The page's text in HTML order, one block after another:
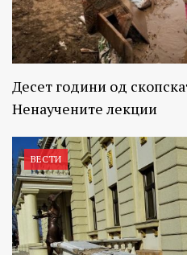
Десет години од
Ненаучените лекции
ВЕСТИ